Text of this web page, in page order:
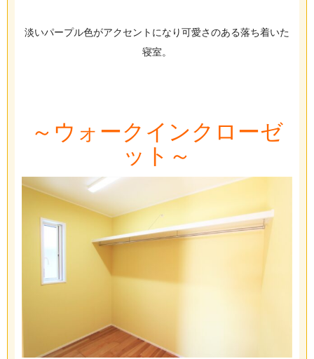
淡いパープル色がアクセントになり可愛さのある落ち着いた
寝室。
～ウォークインクローゼ
ット～